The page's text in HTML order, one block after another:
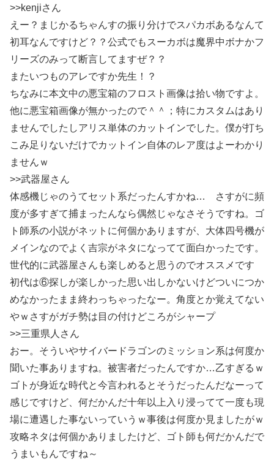
>>kenjiさん
えー？まじかるちゃんすの振り分けでスパカボあるなんて
初耳なんですけど？？公式でもスーカボは魔界中ボナかフ
リーズのみって断言してますぜ？？
またいつものアレですか先生！？
ちなみに本文中の悪宝箱のフロスト画像は拾い物ですよ。
他に悪宝箱画像が無かったので＾＾；特にカスタムはあり
ませんでしたしアリス単体のカットインでした。僕が打ち
こみ足りないだけでカットイン自体のレア度はよーわかり
ませんｗ
>>武器屋さん
体感機じゃのうてセット系だったんすかね… さすがに頻
度が多すぎて捕まったんなら偶然じゃなさそうですね。ゴ
ト師系の小説がネットに何個かありますが、大体四号機が
メインなのでよく吉宗がネタになってて面白かったです。
世代的に武器屋さんも楽しめると思うのでオススメです
初代は⑥探しが楽しかった思い出しかないけどついにつか
めなかったまま終わっちゃったなー。角度とか覚えてない
やｗさすがガチ勢は目の付けどころがシャープ
>>三重県人さん
おー。そういやサイバードラゴンのミッション系は何度か
聞いた事ありますね。被害者だったんですか…乙すぎるｗ
ゴトが身近な時代と今言われるとそうだったんだなーって
感じですけど、何だかんだ十年以上入り浸ってて一度も現
場に遭遇した事ないっていうｗ事後は何度か見ましたがｗ
攻略ネタは何個かありましたけど、ゴト師も何だかんだで
うまいもんですね～